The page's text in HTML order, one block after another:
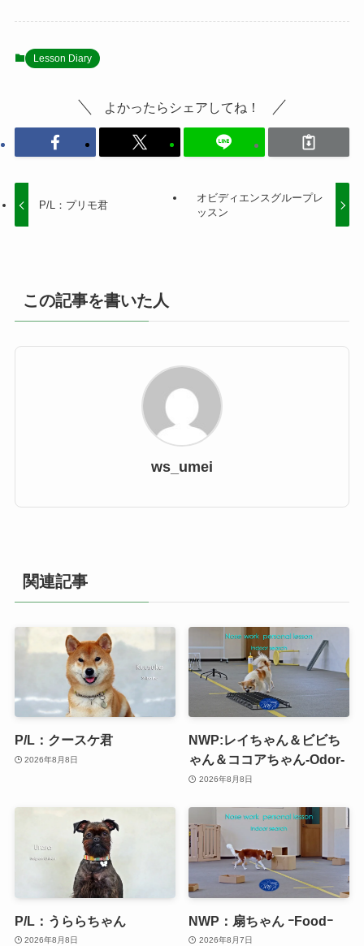
Lesson Diary
よかったらシェアしてね！
P/L：プリモ君
オビディエンスグループレ
ッスン
この記事を書いた人
ws_umei
関連記事
P/L：クースケ君
2026年8月8日
NWP:レイちゃん＆ビビち
ゃん＆ココアちゃん-Odor-
2026年8月8日
P/L：うららちゃん
2026年8月8日
NWP：扇ちゃん ｰFoodｰ
2026年8月7日